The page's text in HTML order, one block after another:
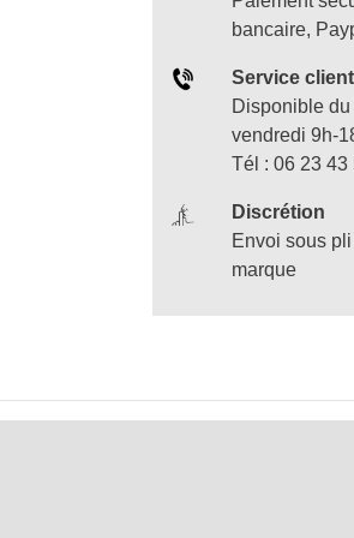
bancaire,
Service
Disponible
vendredi 9h-
Tél : 06 23 43
Discrétion
Envoi sous
marque